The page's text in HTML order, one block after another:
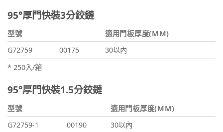
95°厚門快裝3分鉸鏈
型號
適用門板厚度(MM)
G72759
00175
30以內
* 250入/箱
95°厚門快裝1.5分鉸鏈
型號
適用門板厚度(MM)
G72759-1
00190
30以內